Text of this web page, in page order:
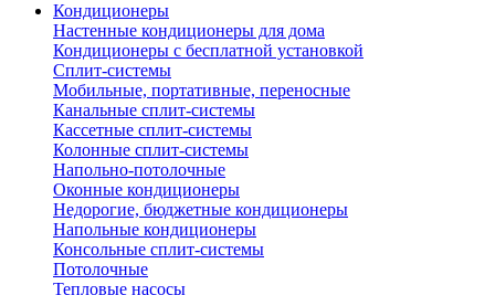
Кондиционеры
Настенные кондиционеры для дома
Кондиционеры с бесплатной установкой
Сплит-системы
Мобильные, портативные, переносные
Канальные сплит-системы
Кассетные сплит-системы
Колонные сплит-системы
Напольно-потолочные
Оконные кондиционеры
Недорогие, бюджетные кондиционеры
Напольные кондиционеры
Консольные сплит-системы
Потолочные
Тепловые насосы